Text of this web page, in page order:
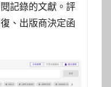
記錄的文獻。評
、出版商決定函